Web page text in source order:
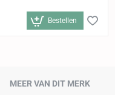
Bestellen
MEER VAN DIT MERK